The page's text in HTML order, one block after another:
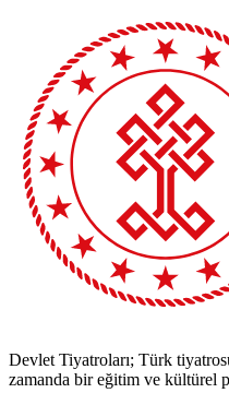
Devlet Tiyatroları; Türk
zamanda bir eğitim ve kültürel